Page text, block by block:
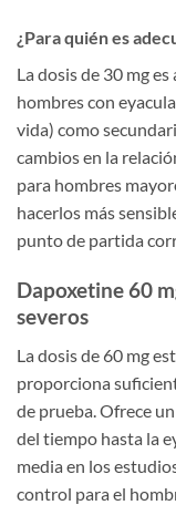
¿Para quién es
La dosis de 30 mg
hombres con
vida) como
cambios en la
para hombres
hacerlos más
punto de partida
Dapoxetine 60
severos
La dosis de 60 mg
proporciona
de prueba. Ofrece
del tiempo hasta la
media en los
control para el